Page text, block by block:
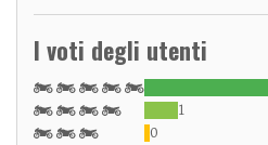
I voti degli utenti
1
0